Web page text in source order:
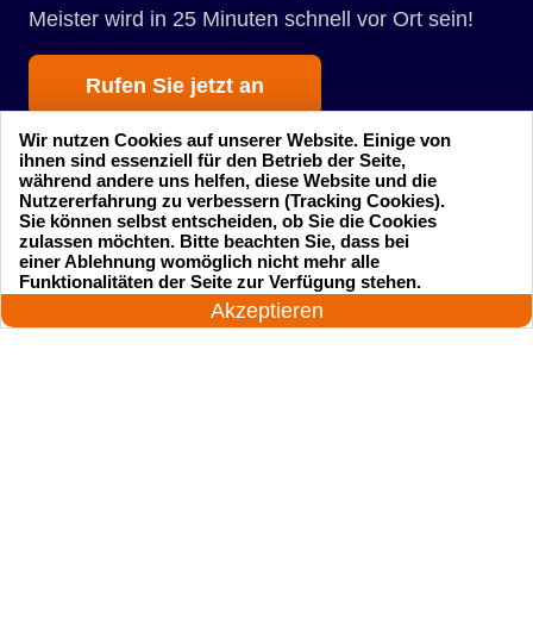
Meister wird in 25 Minuten schnell vor Ort sein!
Rufen Sie jetzt an
Startseite Einsatzgebiete
Preise
24 Stunden am Tag
Akzeptieren
Wir nutzen Cookies auf unserer Website. Einige von
ihnen sind essenziell für den Betrieb der Seite,
während andere uns helfen, diese Website und die
Nutzererfahrung zu verbessern (Tracking Cookies).
Sie können selbst entscheiden, ob Sie die Cookies
zulassen möchten. Bitte beachten Sie, dass bei
einer Ablehnung womöglich nicht mehr alle
Funktionalitäten der Seite zur Verfügung stehen.